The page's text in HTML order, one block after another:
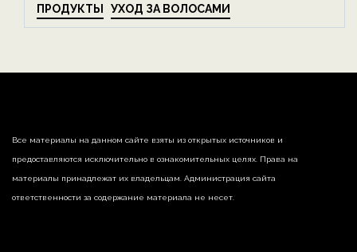
ПРОДУКТЫ УХОД ЗА ВОЛОСАМИ
Все материалы на данном сайте взяты из открытых источников и
предоставляются исключительно в ознакомительных целях. Права на
материалы принадлежат их владельцам. Администрация сайта
ответственности за содержание материала не несет.